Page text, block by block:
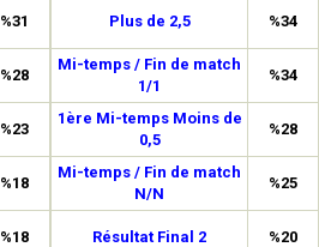
%31
%28
%23
%18
%18
Plus de 2,5 %34
Mi-temps / Fin de match
1/1
%34
1ère Mi-temps Moins de
0,5
%28
Mi-temps / Fin de match
N/N
%25
Résultat Final 2 %20